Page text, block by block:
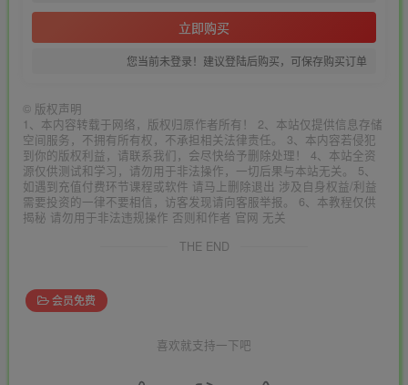
立即购买
您当前未登录！建议登陆后购买，可保存购买订单
© 版权声明
1、本内容转载于网络，版权归原作者所有！ 2、本站仅提供信息存储
空间服务，不拥有所有权，不承担相关法律责任。 3、本内容若侵犯
到你的版权利益，请联系我们，会尽快给予删除处理！ 4、本站全资
源仅供测试和学习，请勿用于非法操作，一切后果与本站无关。 5、
如遇到充值付费环节课程或软件 请马上删除退出 涉及自身权益/利益
需要投资的一律不要相信，访客发现请向客服举报。 6、本教程仅供
揭秘 请勿用于非法违规操作 否则和作者 官网 无关
THE END
会员免费
喜欢就支持一下吧